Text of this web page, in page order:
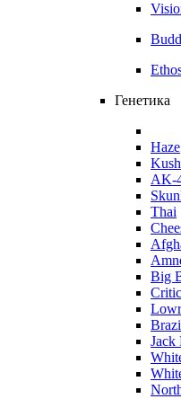
Генетика
Haze
Kush
AK-
Thai
Big
Jack